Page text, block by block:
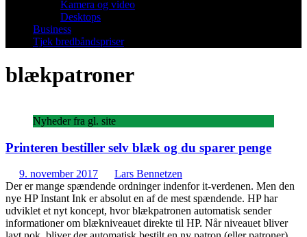
Kamera og video
Desktops
Business
Tjek bredbåndspriser
blækpatroner
Nyheder fra gl. site
Printeren bestiller selv blæk og du sparer penge
9. november 2017
Lars Bennetzen
Der er mange spændende ordninger indenfor it-verdenen. Men den
nye HP Instant Ink er absolut en af de mest spændende. HP har
udviklet et nyt koncept, hvor blækpatronen automatisk sender
informationer om blækniveauet direkte til HP. Når niveauet bliver